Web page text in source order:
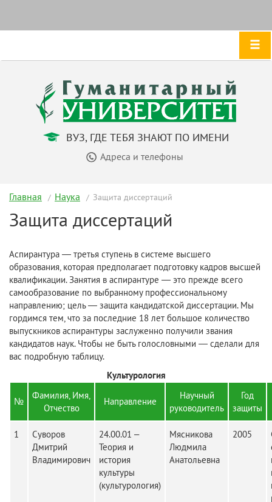
ВУЗ, ГДЕ ТЕБЯ ЗНАЮТ ПО ИМЕНИ
Адреса и телефоны
Главная Наука Защита диссертаций
Защита диссертаций
Аспирантура — третья ступень в системе высшего
образования, которая предполагает подготовку кадров высшей
квалификации. Занятия в аспирантуре — это прежде всего
самообразование по выбранному профессиональному
направлению; цель — защита кандидатской диссертации. Мы
гордимся тем, что за последние 18 лет большое количество
выпускников аспирантуры заслуженно получили звания
кандидатов наук. Чтобы не быть голословными — сделали для
вас подробную таблицу.
Культурология
№
Фамилия, Имя,
Отчество
Направление
Научный
руководитель
Год
защиты
1
Суворов
Дмитрий
Владимирович
24.00.01 –
Теория и
история
культуры
(культурология)
Мясникова
Людмила
Анатольевна
2005